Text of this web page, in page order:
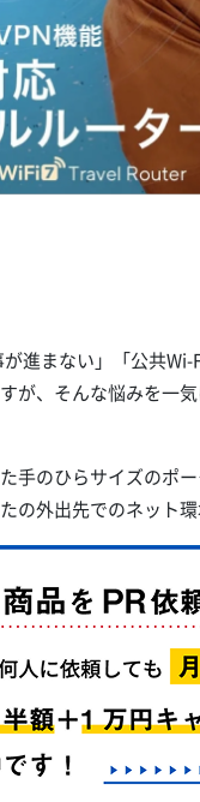
進まない」「公共
が、そんな悩みを一
手のひらサイズのポ
の外出先でのネット